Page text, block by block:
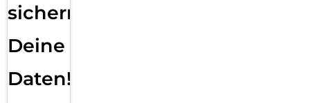
sichern
Deine
Daten!